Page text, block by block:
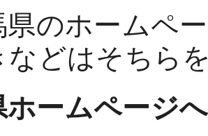
のホームペー
などはそちら
ホームページ